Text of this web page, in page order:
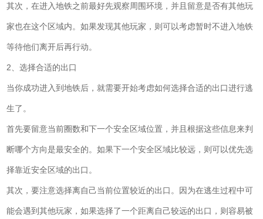
其次，在进入地铁之前最好先观察周围环境，并且留意是否有其他玩
家也在这个区域内。如果发现其他玩家，则可以考虑暂时不进入地铁
等待他们离开后再行动。
2、选择合适的出口
当你成功进入到地铁后，就需要开始考虑如何选择合适的出口进行逃
生了。
首先要留意当前圈数和下一个安全区域位置，并且根据这些信息来判
断哪个方向是最安全的。如果下一个安全区域比较远，则可以优先选
择靠近安全区域的出口。
其次，要注意选择离自己当前位置较近的出口。因为在逃生过程中可
能会遇到其他玩家，如果选择了一个距离自己较远的出口，则容易被